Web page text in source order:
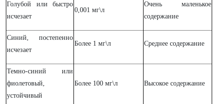
Голубой или быстро
исчезает
0,001 мг\л
Очень маленькое
содержание
Синий, постепенно
исчезает
Более 1 мг\л Среднее содержание
Темно-синий или
фиолетовый,
устойчивый
Более 100 мг\л Высокое содержание